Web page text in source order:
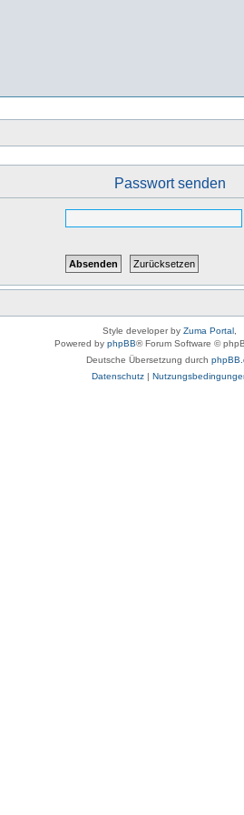
Passwort senden
Style developer by Zuma Portal
Powered by phpBB® Forum Software ©
Deutsche Übersetzung durch
Datenschutz|